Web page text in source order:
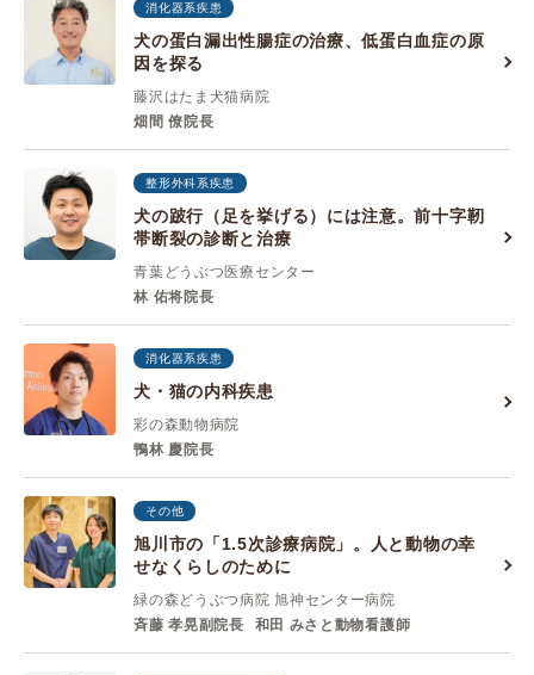
消化器系疾患
犬の蛋白漏出性腸症の治療、低蛋白血症の原
因を探る
藤沢はたま犬猫病院
畑間 僚院長
整形外科系疾患
犬の跛行（足を挙げる）には注意。前十字靭
帯断裂の診断と治療
青葉どうぶつ医療センター
林 佑将院長
消化器系疾患
犬・猫の内科疾患
彩の森動物病院
鴨林 慶院長
その他
旭川市の「1.5次診療病院」。人と動物の幸
せなくらしのために
緑の森どうぶつ病院 旭神センター病院
斉藤 孝晃副院長
和田 みさと動物看護師